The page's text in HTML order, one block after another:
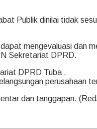
Publik dinilai tidak
mengevaluasi dan
Sekretariat DPRD.
DPRD Tuba .
perusahaan
dan tanggapan.